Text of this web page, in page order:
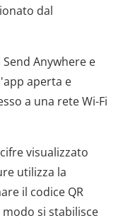
dal
Anywhere e
aperta e
a una rete Wi-Fi
visualizzato
utilizza la
il codice QR
si stabilisce